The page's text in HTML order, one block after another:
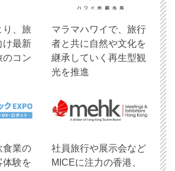
り、旅
け最新
のコン
マラマハワイで、旅行
者と共に自然や文化を
継承していく再生型観
光を推進
食業の
体験を
社員旅行や展示会など
MICEに注力の香港、